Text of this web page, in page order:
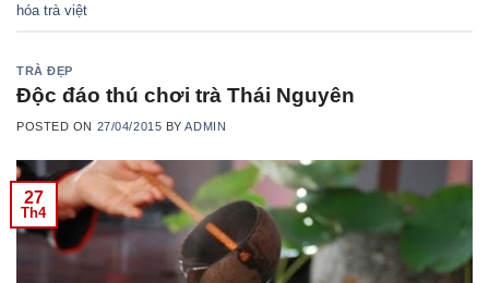
hóa trà việt
TRÀ ĐẸP
Độc đáo thú chơi trà Thái Nguyên
POSTED ON 27/04/2015 BYADMIN
27
Th4